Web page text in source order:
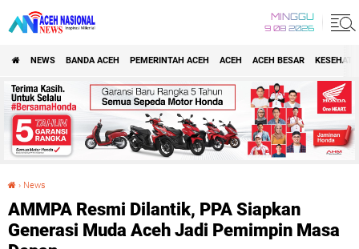
MINGGU
9 08 2026
NEWS BANDA ACEH PEMERINTAH ACEH ACEH ACEH BESAR
› News
AMMPA Resmi Dilantik, PPA Siapkan
Generasi Muda Aceh Jadi Pemimpin Masa